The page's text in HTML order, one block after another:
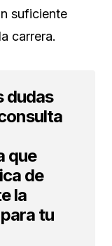
suficiente
carrera.
dudas
que
de
la
tu